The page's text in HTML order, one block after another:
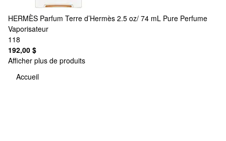
HERMÈS Parfum Terre d’Hermès 2.5 oz/ 74 mL Pure Perfume
Vaporisateur
118
192,00 $
Afficher plus de produits
Accueil